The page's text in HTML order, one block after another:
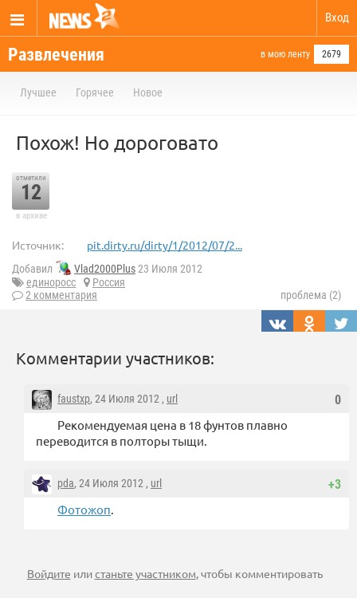
Вход
Развлечения в мою ленту 2679
Лучшее Горячее Новое
Похож! Но дороговато
отметили
12
в архиве
Источник: pit.dirty.ru/dirty/1/2012/07/2...
Добавил Vlad2000Plus23 Июля 2012
единоросс
Россия
2 комментария
проблема (2)
Комментарии участников:
0
faustxp, 24 Июля 2012 , url
Рекомендуемая цена в 18 фунтов плавно
переводится в полторы тыщи.
+3
pda, 24 Июля 2012 , url
Фотожоп.
Войдите илистаньте участником, чтобы комментировать